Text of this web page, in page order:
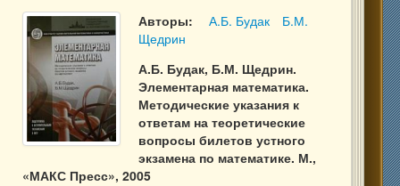
Авторы: А.Б. Будак
Б.М.
Щедрин
А.Б. Будак, Б.М. Щедрин.
Элементарная математика.
Методические указания к
ответам на теоретические
вопросы билетов устного
экзамена по математике. М.,
«МАКС Пресс», 2005